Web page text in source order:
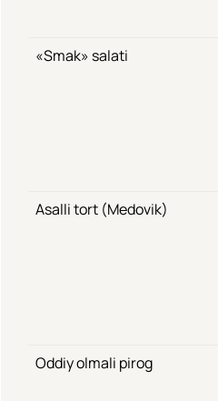
«Smak» salati
Asalli tort (Medovik)
Oddiy olmali pirog